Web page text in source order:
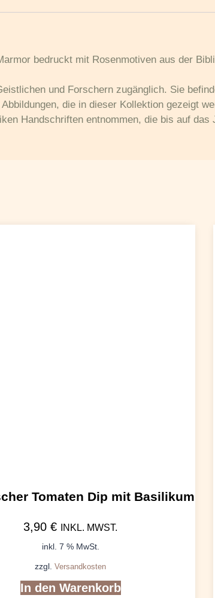
bedruckt mit Rosenmotiven aus der
und Forschern zugänglich. Sie
die in dieser Kollektion gezeigt
Handschriften entnommen, die bis auf das
Tomaten Dip mit Basilikum
3,90€ INKL. MWST.
inkl. 7 % MwSt.
zzgl.Versandkosten
In den Warenkorb